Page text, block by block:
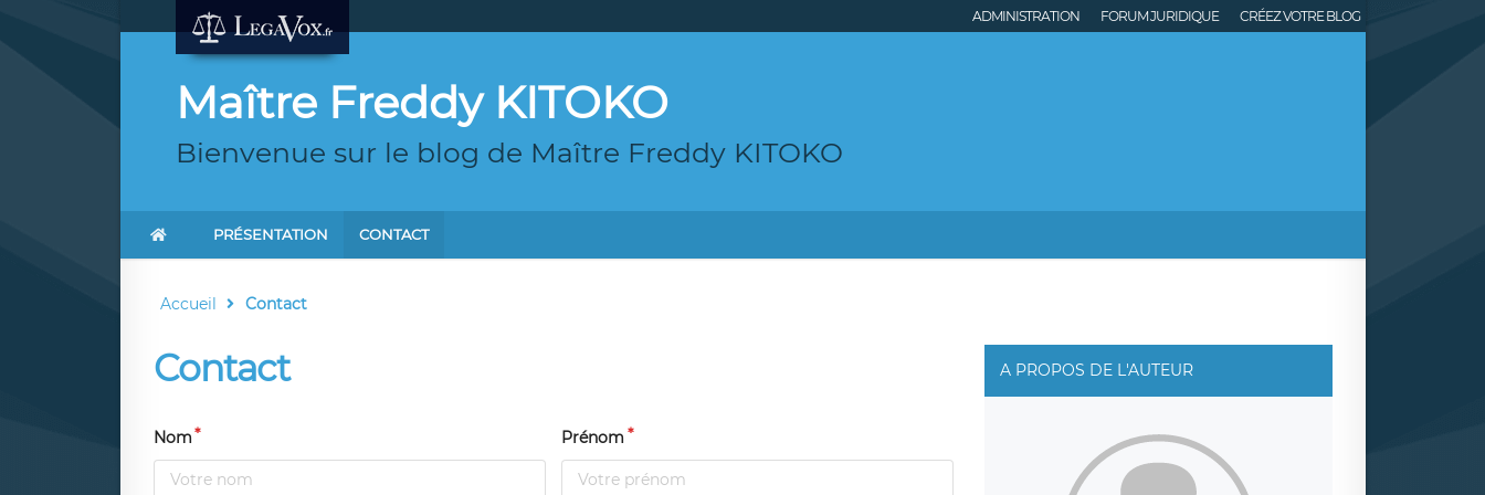
ADMINISTRATION FORUM JURIDIQUE CRÉEZ VOTRE BLOG
Maître Freddy KITOKO
Bienvenue sur le blog de Maître Freddy KITOKO
PRÉSENTATION CONTACT
Accueil Contact
Contact
Nom Prénom
A PROPOS DE L'AUTEUR